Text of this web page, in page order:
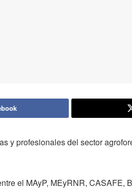
y profesionales del sector
el MAyP, MEyRNR, CASAFE,